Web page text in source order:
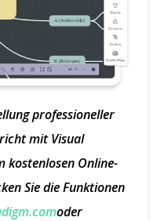
professioneller
mit Visual
kostenlosen Online-
Sie die Funktionen
oder